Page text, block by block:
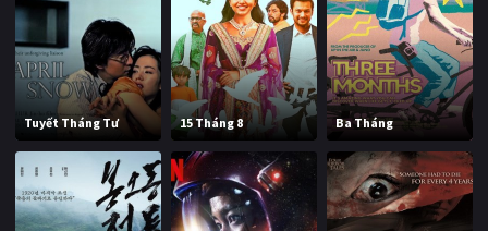
Tuyết Tháng Tư 15 Tháng 8 Ba Tháng